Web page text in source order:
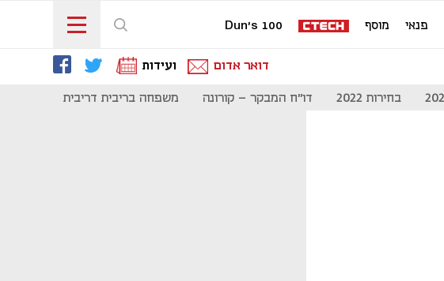
פנאי מוסף Dun's 100
דואר אדום ועידות
בחירות 2022 דו"ח המבקר - קורונה משפחה בריבית דריבית